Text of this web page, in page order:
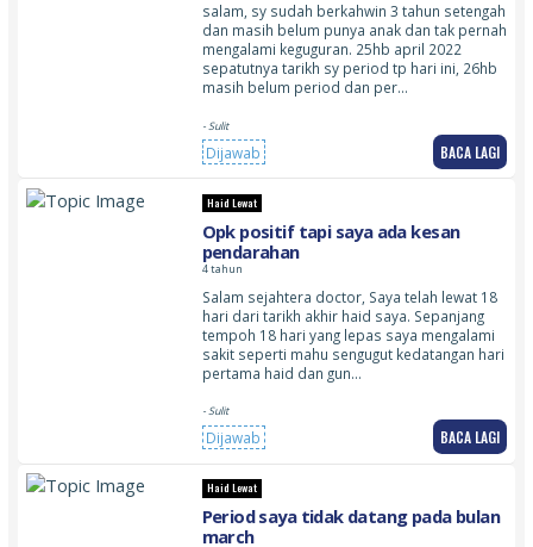
salam, sy sudah berkahwin 3 tahun setengah
dan masih belum punya anak dan tak pernah
mengalami keguguran. 25hb april 2022
sepatutnya tarikh sy period tp hari ini, 26hb
masih belum period dan per…
- Sulit
Dijawab BACA LAGI
Haid Lewat
Opk positif tapi saya ada kesan
pendarahan
4 tahun
Salam sejahtera doctor, Saya telah lewat 18
hari dari tarikh akhir haid saya. Sepanjang
tempoh 18 hari yang lepas saya mengalami
sakit seperti mahu sengugut kedatangan hari
pertama haid dan gun…
- Sulit
Dijawab BACA LAGI
Haid Lewat
Period saya tidak datang pada bulan
march